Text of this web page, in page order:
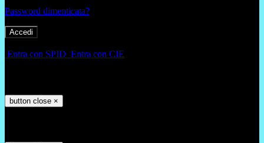
Password dimenticata?
Entra con SPID Entra con CIE
button close ×